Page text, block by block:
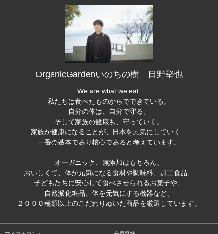
OrganicGardenいのちの樹 日野堅也
We are what we eat.
私たちは食べたものからでできている。
自分の体は、自分で守る。
そして家族の健康も、守っていく。
家族が健康になることが、日本を元気にしていく、
一番の基本であり核心であると考えています。
オーガニック、無添加はもちろん、
おいしくて、体が元気になる食材や調味料、加工食品、
子どもたちに安心して食べさせられるお菓子や、
自然派化粧品、体を元気にする機器など、
２０００種類以上のこだわりぬいた商品を厳選しています。